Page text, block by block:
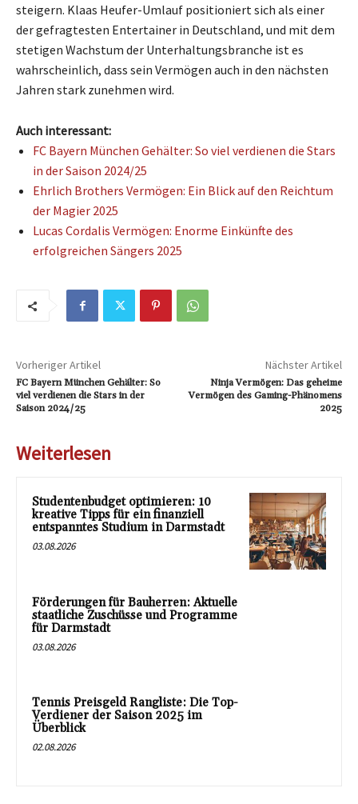
steigern. Klaas Heufer-Umlauf positioniert sich als einer
der gefragtesten Entertainer in Deutschland, und mit dem
stetigen Wachstum der Unterhaltungsbranche ist es
wahrscheinlich, dass sein Vermögen auch in den nächsten
Jahren stark zunehmen wird.
Auch interessant:
FC Bayern München Gehälter: So viel verdienen die Stars
in der Saison 2024/25
Ehrlich Brothers Vermögen: Ein Blick auf den Reichtum
der Magier 2025
Lucas Cordalis Vermögen: Enorme Einkünfte des
erfolgreichen Sängers 2025
Vorheriger Artikel
FC Bayern München Gehälter: So
viel verdienen die Stars in der
Saison 2024/25
Nächster Artikel
Ninja Vermögen: Das geheime
Vermögen des Gaming-Phänomens
2025
Weiterlesen
Studentenbudget optimieren: 10
kreative Tipps für ein finanziell
entspanntes Studium in Darmstadt
03.08.2026
Förderungen für Bauherren: Aktuelle
staatliche Zuschüsse und Programme
für Darmstadt
03.08.2026
Tennis Preisgeld Rangliste: Die Top-
Verdiener der Saison 2025 im
Überblick
02.08.2026